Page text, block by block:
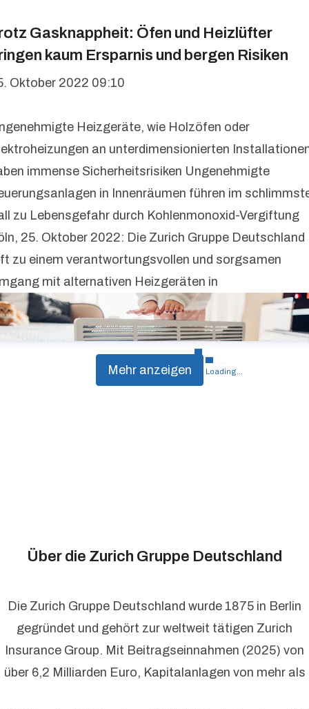
Gasknappheit: Öfen und Heizlüfter
kaum Ersparnis und bergen Risiken
Oktober 2022 09:10
Heizgeräte, wie Holzöfen oder
an unterdimensionierten
immense Sicherheitsrisiken Ungenehmigte
in Innenräumen führen im
zu Lebensgefahr durch Kohlenmonoxid-Vergiftung
25. Oktober 2022: Die Zurich Gruppe Deutschland
zu einem verantwortungsvollen und sorgsamen
mit alternativen Heizgeräten in
Mehr anzeigen Loading...
Über die Zurich Gruppe Deutschland
Die Zurich Gruppe Deutschland wurde 1875 in Berlin
gegründet und gehört zur weltweit tätigen Zurich
Insurance Group. Mit Beitragseinnahmen (2025) von
über 6,2 Milliarden Euro, Kapitalanlagen von mehr als